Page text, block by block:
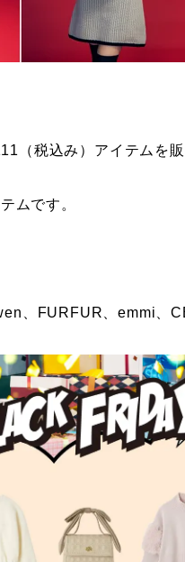
（税込み）アイテムを販
ムです。
、FURFUR、emmi、